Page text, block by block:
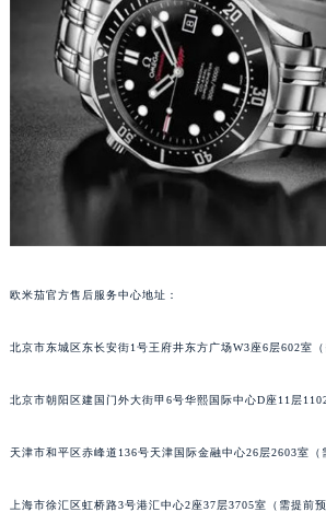
欧米茄官方售后服务中心地址：
北京市东城区东长安街1号王府井东方广场W3座6层602室（
北京市朝阳区建国门外大街甲6号华熙国际中心D座11层
天津市和平区赤峰道136号天津国际金融中心26层2603室（
上海市徐汇区虹桥路3号港汇中心2座37层3705室（需提前预